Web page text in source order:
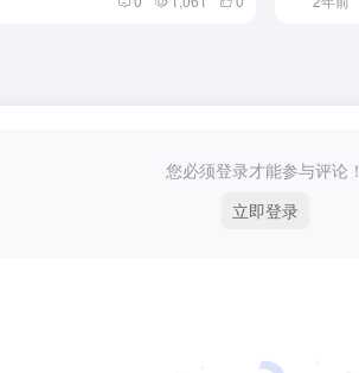
您必须登录才能参与评论！
立即登录